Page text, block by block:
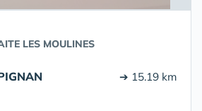
LES MOULINES
➔ 15.19 km